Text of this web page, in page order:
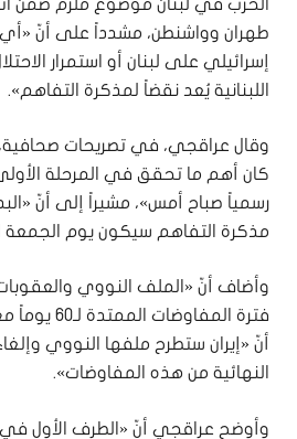
الحرب في لبنان موضوع ملزم ضمن
طهران وواشنطن، مشدداً على أنّ
إسرائيلي على لبنان أو استمرار
اللبنانية يُعد نقضاً لمذكرة التفاهم».
وقال عراقجي، في تصريحات صحافية،
كان أهم ما تحقق في المرحلة
رسمياً صباح أمس»، مشيراً إلى أنّ
مذكرة التفاهم سيكون يوم الجمعة
وأضاف أنّ «الملف النووي
فترة
أنّ «إيران ستطرح ملفها النووي
النهائية من هذه المفاوضات».
وأوضح عراقجي أنّ «الطرف الأول